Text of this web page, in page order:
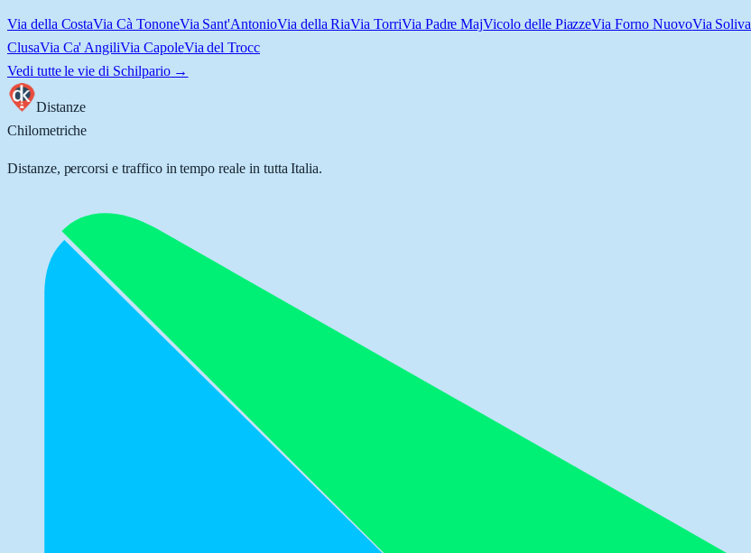
Via della CostaVia Cà TononeVia Sant'AntonioVia della RiaVia TorriVia Padre MajVicolo delle PiazzeVia Forno NuovoVia Soliva
ClusaVia Ca' AngiliVia CapoleVia del Trocc
Vedi tutte le vie di Schilpario→
Distanze
Chilometriche
Distanze, percorsi e traffico in tempo reale in tutta Italia.